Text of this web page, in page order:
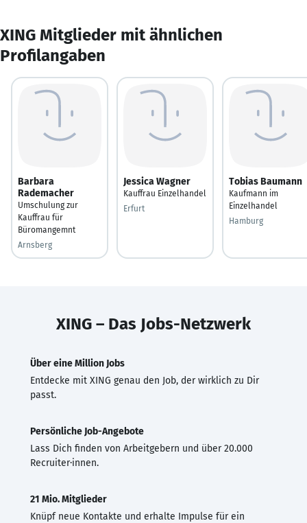
XING Mitglieder mit ähnlichen
Profilangaben
Barbara
Rademacher
Umschulung zur
Kauffrau für
Büromangemnt
Arnsberg
Jessica Wagner
Kauffrau Einzelhandel
Erfurt
Tobias Baumann
Kaufmann im
Einzelhandel
Hamburg
XING – Das Jobs-Netzwerk
Über eine Million Jobs
Entdecke mit XING genau den Job, der wirklich zu Dir
passt.
Persönliche Job-Angebote
Lass Dich finden von Arbeitgebern und über 20.000
Recruiter·innen.
21 Mio. Mitglieder
Knüpf neue Kontakte und erhalte Impulse für ein